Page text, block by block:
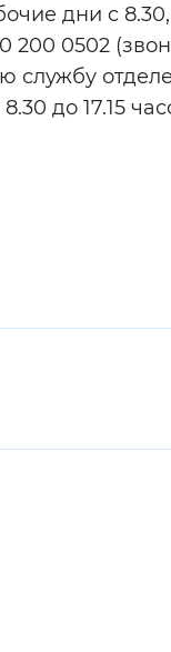
дни c 8.30,
200 0502
службу
до 17.15